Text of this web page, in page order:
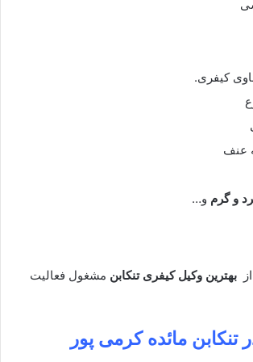
کیفری.
عنف
و گرم و…
بهترین وکیل کیفری تنکابن مشغول فعالیت
تنکابن مائده کرمی پور